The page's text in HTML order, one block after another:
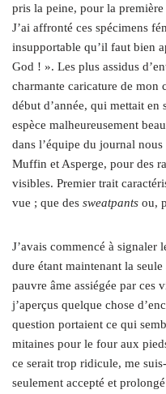
pris la peine, pour la
J’ai affronté ces spécimens
insupportable qu’il faut bien
God ! ». Les plus assidus
charmante caricature de mon
début d’année, qui mettait en
espèce malheureusement
dans l’équipe du journal
Muffin et Asperge, pour des
visibles. Premier trait
vue ; que des sweatpants ou,
J’avais commencé à signaler
dure étant maintenant la
pauvre âme assiégée par ces
j’aperçus quelque chose
question portaient ce qui
mitaines pour le four aux
ce serait trop ridicule, me
seulement accepté et